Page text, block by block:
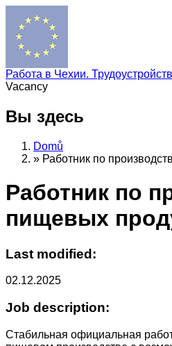
Работа в Чехии.
Vacancy
Вы здесь
Domů
» Работник по
Работник по
пищевых
Last modified:
02.12.2025
Job description:
Стабильная официальная